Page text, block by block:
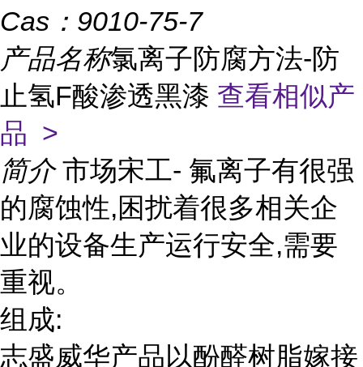
Cas： 9010-75-7
产品名称氯离子防腐方法-防
止氢F酸渗透黑漆 查看相似产
品 >
简介 市场宋工- 氟离子有很强
的腐蚀性,困扰着很多相关企
业的设备生产运行安全,需要
重视。
组成:
志盛威华产品以酚醛树脂嫁接